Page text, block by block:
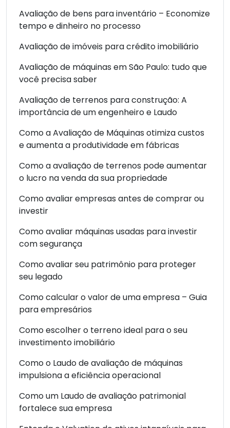
Avaliação de bens para inventário – Economize
tempo e dinheiro no processo
Avaliação de imóveis para crédito imobiliário
Avaliação de máquinas em São Paulo: tudo que
você precisa saber
Avaliação de terrenos para construção: A
importância de um engenheiro e Laudo
Como a Avaliação de Máquinas otimiza custos
e aumenta a produtividade em fábricas
Como a avaliação de terrenos pode aumentar
o lucro na venda da sua propriedade
Como avaliar empresas antes de comprar ou
investir
Como avaliar máquinas usadas para investir
com segurança
Como avaliar seu patrimônio para proteger
seu legado
Como calcular o valor de uma empresa – Guia
para empresários
Como escolher o terreno ideal para o seu
investimento imobiliário
Como o Laudo de avaliação de máquinas
impulsiona a eficiência operacional
Como um Laudo de avaliação patrimonial
fortalece sua empresa